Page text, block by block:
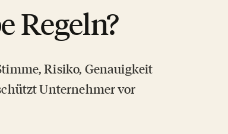
Regeln?
Risiko, Genauigkeit
Unternehmer vor